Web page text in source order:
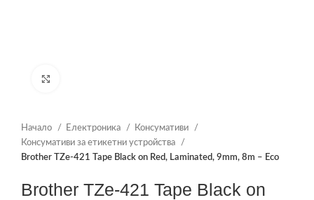
Начало Електроника
Консумативи
Консумативи за етикетни устройства
Brother TZe-421 Tape Black on Red, Laminated, 9mm, 8m – Eco
Brother TZe-421 Tape Black on